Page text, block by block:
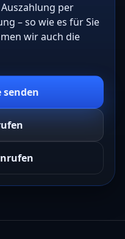
per
– so wie es für Sie
wir auch die
senden